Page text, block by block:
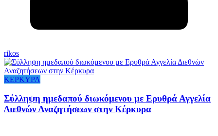
rikos
ΚΕΡΚΥΡΑ
Σύλληψη ημεδαπού διωκόμενου με Ερυθρά Αγγελία
Διεθνών Αναζητήσεων στην Κέρκυρα